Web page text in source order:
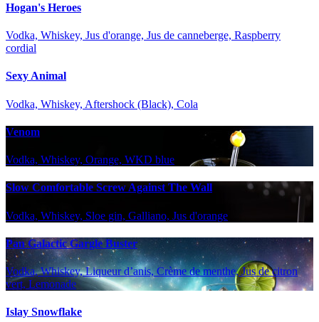
Hogan's Heroes
Vodka, Whiskey, Jus d'orange, Jus de canneberge, Raspberry
cordial
Sexy Animal
Vodka, Whiskey, Aftershock (Black), Cola
Venom
Vodka, Whiskey, Orange, WKD blue
Slow Comfortable Screw Against The Wall
Vodka, Whiskey, Sloe gin, Galliano, Jus d'orange
Pan Galactic Gargle Buster
Vodka, Whiskey, Liqueur d’anis, Crème de menthe, Jus de citron
vert, Lemonade
Islay Snowflake